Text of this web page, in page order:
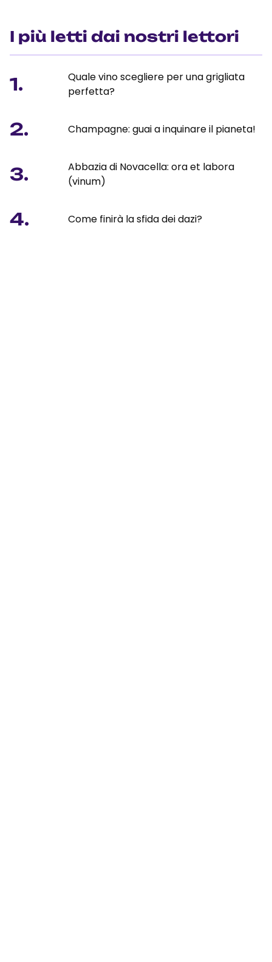
I più letti dai nostri lettori
1.
Quale vino scegliere per una grigliata
perfetta?
2. Champagne: guai a inquinare il pianeta!
3.
Abbazia di Novacella: ora et labora
(vinum)
4. Come finirà la sfida dei dazi?